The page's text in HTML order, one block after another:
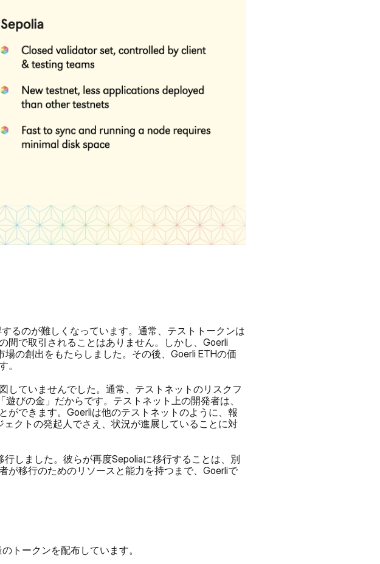
るのが難しくなっています。通常、テストトークンは
間で取引されることはありません。しかし、Goerli
の創出をもたらしました。その後、Goerli ETHの価
。
していませんでした。通常、テストネットのリスクフ
びの金」だからです。テストネット上の開発者は、
できます。Goerliは他のテストネットのように、報
クトの発起人でさえ、状況が進展していることに対
しました。彼らが再度Sepoliaに移行することは、別
が移行のためのリソースと能力を持つまで、Goerliで
トークンを配布しています。